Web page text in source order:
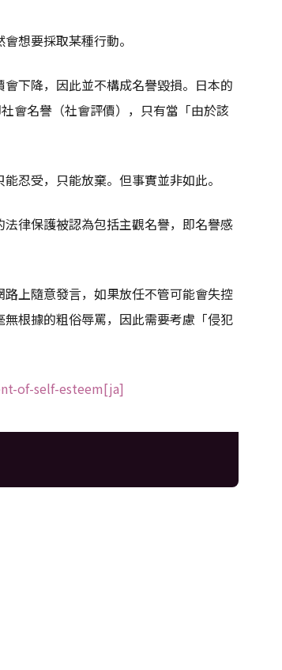
想要採取某種行動。
下降，因此並不構成名譽毀損。日本的
會名譽（社會評價），只有當「由於該
忍受，只能放棄。但事實並非如此。
律保護被認為包括主觀名譽，即名譽感
上隨意發言，如果放任不管可能會失控
根據的粗俗辱罵，因此需要考慮「侵犯
of-self-esteem[ja]